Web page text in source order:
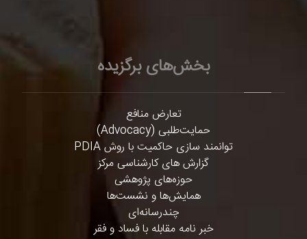
بخش‌های برگزیده
تعارض منافع
حمایت‌طلبی (Advocacy)
توانمند سازی حاکمیت با روش PDIA
گزارش های کارشناسی مرکز
حوزه‌های پژوهشی
همایش‌ها و نشست‌ها
چندرسانه‌ای
خبر نامه مقابله با فساد و فقر